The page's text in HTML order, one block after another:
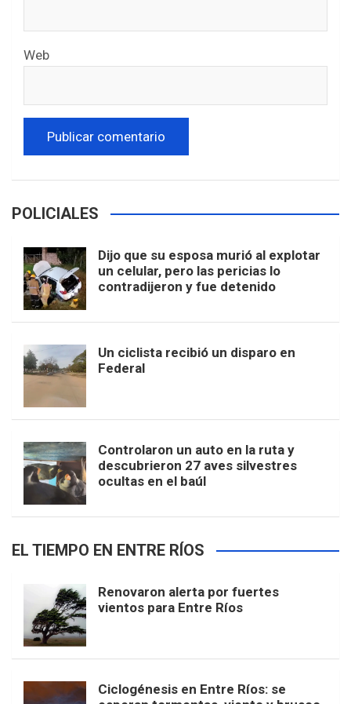
Web
POLICIALES
Dijo que su esposa murió al explotar
un celular, pero las pericias lo
contradijeron y fue detenido
Un ciclista recibió un disparo en
Federal
Controlaron un auto en la ruta y
descubrieron 27 aves silvestres
ocultas en el baúl
EL TIEMPO EN ENTRE RÍOS
Renovaron alerta por fuertes
vientos para Entre Ríos
Ciclogénesis en Entre Ríos: se